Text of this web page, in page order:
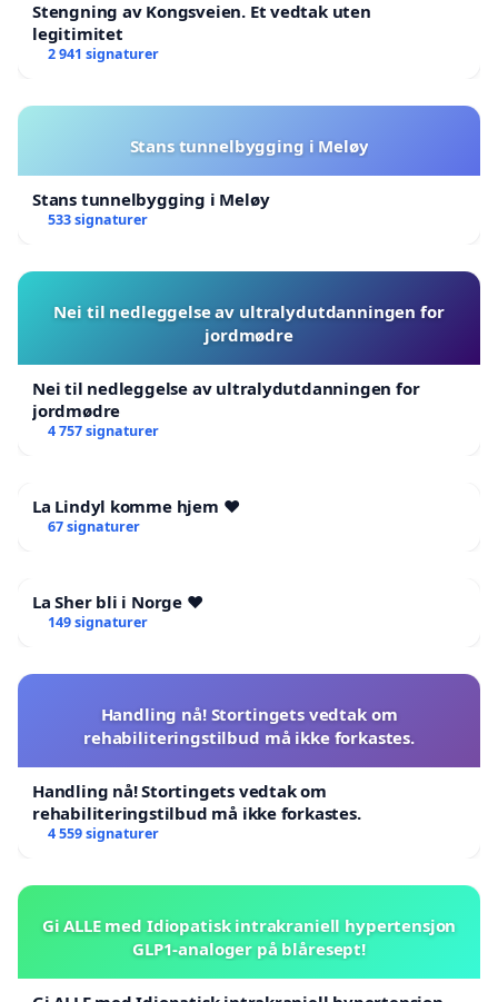
Stengning av Kongsveien. Et vedtak uten
legitimitet
2 941 signaturer
Stans tunnelbygging i Meløy
Stans tunnelbygging i Meløy
533 signaturer
Nei til nedleggelse av ultralydutdanningen for
jordmødre
Nei til nedleggelse av ultralydutdanningen for
jordmødre
4 757 signaturer
La Lindyl komme hjem ❤️
67 signaturer
La Sher bli i Norge ❤️
149 signaturer
Handling nå! Stortingets vedtak om
rehabiliteringstilbud må ikke forkastes.
Handling nå! Stortingets vedtak om
rehabiliteringstilbud må ikke forkastes.
4 559 signaturer
Gi ALLE med Idiopatisk intrakraniell hypertensjon
GLP1-analoger på blåresept!